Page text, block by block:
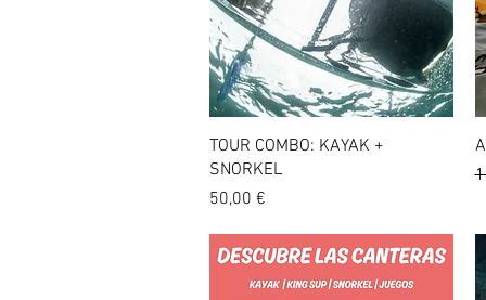
Vista rápida
TOUR COMBO: KAYAK +
SNORKEL
Precio
50,00 €